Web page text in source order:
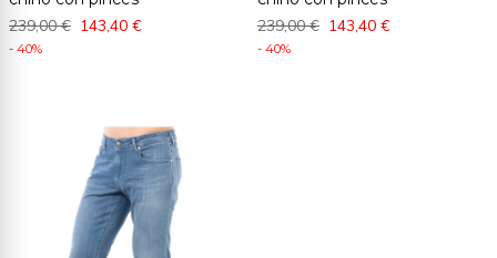
239,00 € 143,40 €
- 40%
239,00 € 143,40 €
- 40%